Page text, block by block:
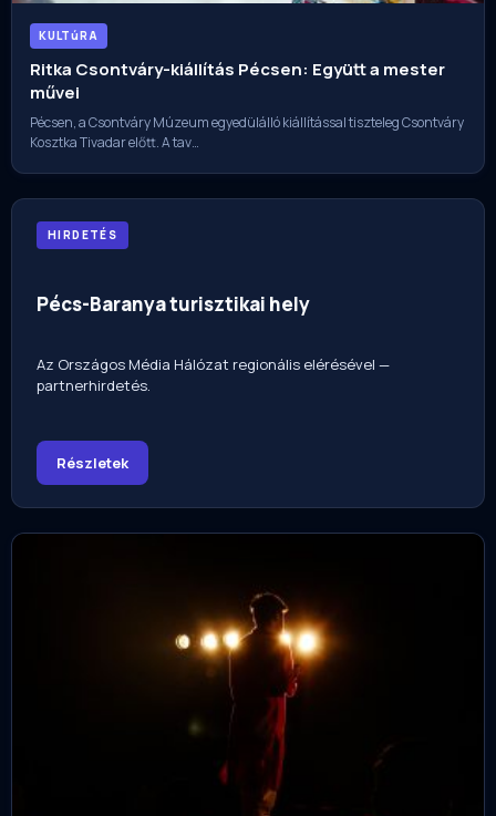
KULTúRA
Ritka Csontváry-kiállítás Pécsen: Együtt a mester
művei
Pécsen, a Csontváry Múzeum egyedülálló kiállítással tiszteleg Csontváry
Kosztka Tivadar előtt. A tav…
HIRDETÉS
Pécs-Baranya turisztikai hely
Az Országos Média Hálózat regionális elérésével —
partnerhirdetés.
Részletek